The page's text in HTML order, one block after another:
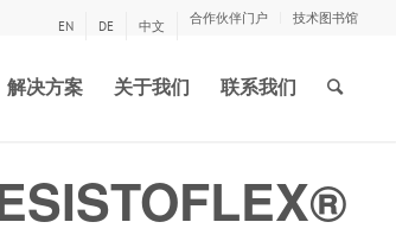
EN DE 中文 合作伙伴门户 技术图书馆
解决方案 关于我们 联系我们